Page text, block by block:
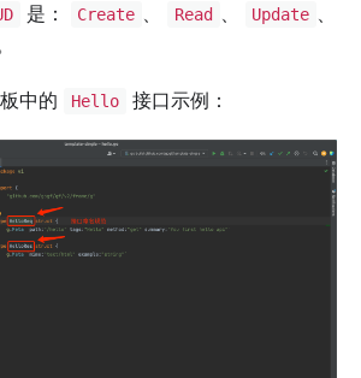
是： Create Read Update
中的 Hello 接口示例：